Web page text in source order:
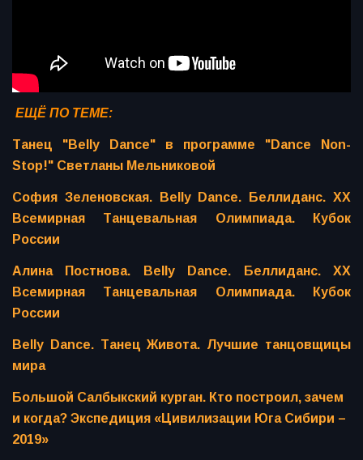
ЕЩЁ ПО ТЕМЕ:
Танец "Belly Dance" в программе "Dance Non-
Stop!" Светланы Мельниковой
София Зеленовская. Belly Dance. Беллиданс. ХХ
Всемирная Танцевальная Олимпиада. Кубок
России
Алина Постнова. Belly Dance. Беллиданс. ХХ
Всемирная Танцевальная Олимпиада. Кубок
России
Belly Dance. Танец Живота. Лучшие танцовщицы
мира
Большой Салбыкский курган. Кто построил, зачем
и когда? Экспедиция «Цивилизации Юга Сибири –
2019»